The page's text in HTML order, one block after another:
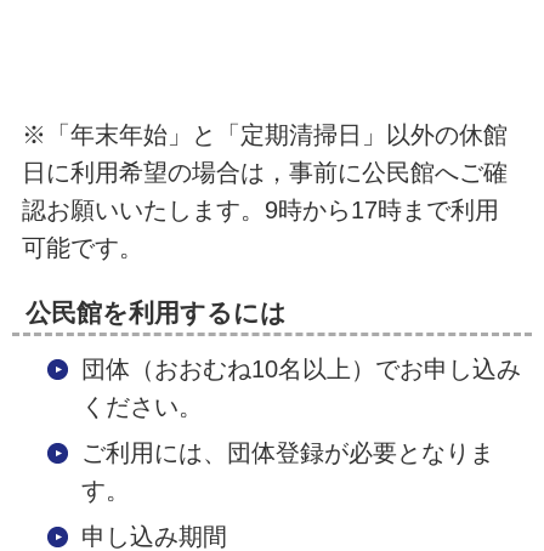
※「年末年始」と「定期清掃日」以外の休館
日に利用希望の場合は，事前に公民館へご確
認お願いいたします。9時から17時まで利用
可能です。
公民館を利用するには
団体（おおむね10名以上）でお申し込み
ください。
ご利用には、団体登録が必要となりま
す。
申し込み期間